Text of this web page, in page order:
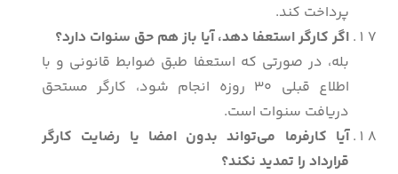
پرداخت کند.
اگر کارگر استعفا دهد، آیا باز هم حق سنوات دارد؟
بله، در صورتی که استعفا طبق ضوابط قانونی و با
اطلاع قبلی 30 روزه انجام شود، کارگر مستحق
دریافت سنوات است.
آیا کارفرما می‌تواند بدون امضا یا رضایت کارگر
قرارداد را تمدید نکند؟